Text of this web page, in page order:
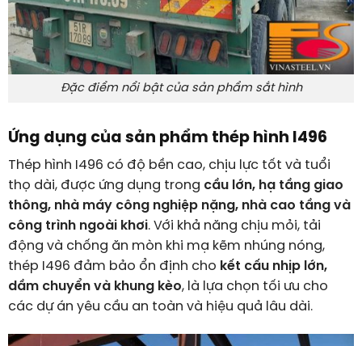
Đặc điểm nổi bật của sản phẩm sắt hình
Ứng dụng của sản phẩm thép hình I496
Thép hình I496 có độ bền cao, chịu lực tốt và tuổi
thọ dài, được ứng dụng trong cầu lớn, hạ tầng giao
thông, nhà máy công nghiệp nặng, nhà cao tầng và
công trình ngoài khơi. Với khả năng chịu mỏi, tải
động và chống ăn mòn khi mạ kẽm nhúng nóng,
thép I496 đảm bảo ổn định cho kết cấu nhịp lớn,
dầm chuyển và khung kèo, là lựa chọn tối ưu cho
các dự án yêu cầu an toàn và hiệu quả lâu dài.